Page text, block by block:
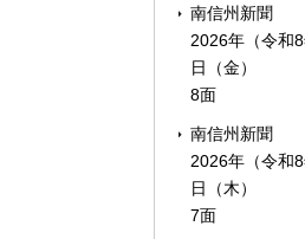
南信州新聞
2026年（令和
日（金）
8面
南信州新聞
2026年（令和
日（木）
7面